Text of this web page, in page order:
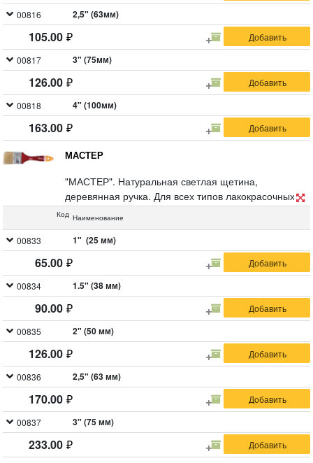
00816 2,5" (63мм)
105.00
00817 3" (75мм)
126.00
00818 4" (100мм)
163.00
МАСТЕР
"МАСТЕР". Натуральная светлая щетина,
деревянная ручка. Для всех типов лакокрасочных
материалов.
Код Наименование
00833 1" (25 мм)
65.00
00834 1.5" (38 мм)
90.00
00835 2" (50 мм)
126.00
00836 2,5" (63 мм)
170.00
00837 3" (75 мм)
233.00